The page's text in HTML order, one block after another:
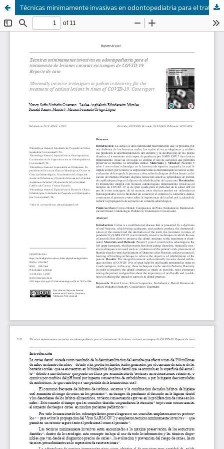
Técnicas minimamente invasivas en odontopediatria para el tratamiento de lesiones cariosas en tiempos de COVID-19. Reporte de caso